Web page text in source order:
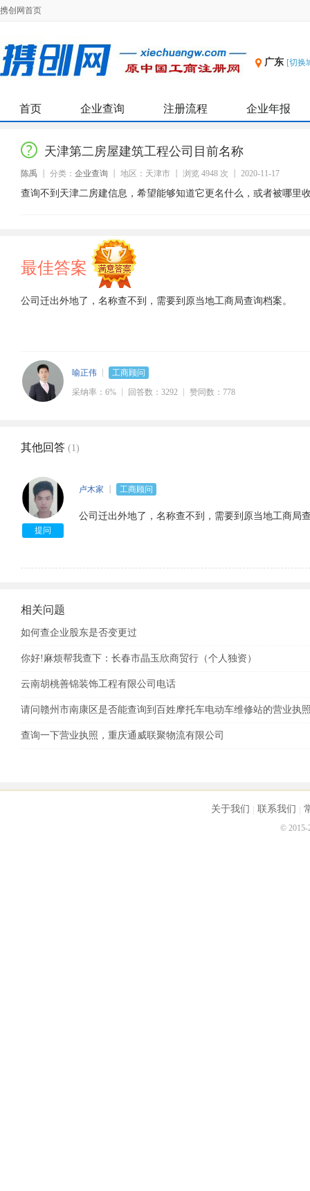
携创网首页
广东 [切换
首页 企业查询 注册流程 企业年报
天津第二房屋建筑工程公司目前名称
陈禹 分类： 企业查询 地区：天津市 浏览 4948 次 2020-11-17
查询不到天津二房建信息，希望能够知道它更名什么，或者被哪里
最佳答案
公司迁出外地了，名称查不到，需要到原当地工商局查询档案。
喻正伟
工商顾问
采纳率：6%
回答数：3292 赞同数：778
其他回答 (1)
提问
卢木家 工商顾问
公司迁出外地了，名称查不到，需要到原当地工商局
相关问题
如何查企业股东是否变更过
你好!麻烦帮我查下：长春市晶玉欣商贸行（个人独资）
云南胡桃善锦装饰工程有限公司电话
请问赣州市南康区是否能查询到百姓摩托车电动车维修站的营业执
查询一下营业执照，重庆通威联聚物流有限公司
关于我们 联系我们
© 2015-